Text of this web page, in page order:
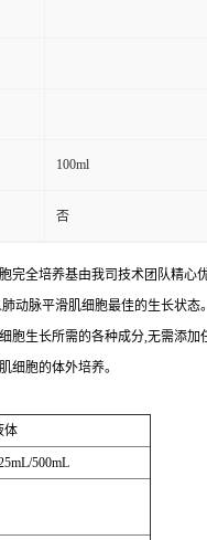
100ml
否
完全培养基由我司技术团队精心
动脉平滑肌细胞最佳的生长状态
胞生长所需的各种成分,无需添加
细胞的体外培养。
体
500mL